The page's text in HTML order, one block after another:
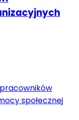
społecznej